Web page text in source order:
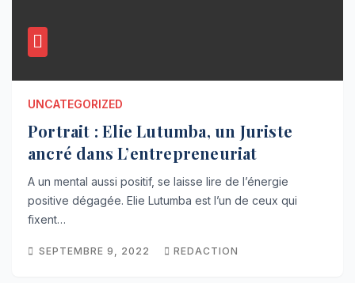
UNCATEGORIZED
Portrait : Elie Lutumba, un Juriste
ancré dans L’entrepreneuriat
A un mental aussi positif, se laisse lire de l’énergie
positive dégagée. Elie Lutumba est l’un de ceux qui
fixent…
SEPTEMBRE 9, 2022 REDACTION